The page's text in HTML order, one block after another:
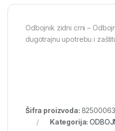
Odbojnik zidni crni –
dugotrajnu upotrebu i
Šifra proizvoda:
Kategorija: